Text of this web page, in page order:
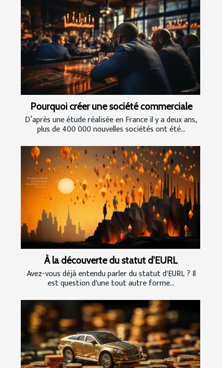
Pourquoi créer une société commerciale
D’après une étude réalisée en France il y a deux ans,
plus de 400 000 nouvelles sociétés ont été...
À la découverte du statut d'EURL
Avez-vous déjà entendu parler du statut d'EURL ? Il
est question d'une tout autre forme...